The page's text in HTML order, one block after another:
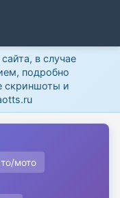
в случае
подробно
скриншоты и
мото